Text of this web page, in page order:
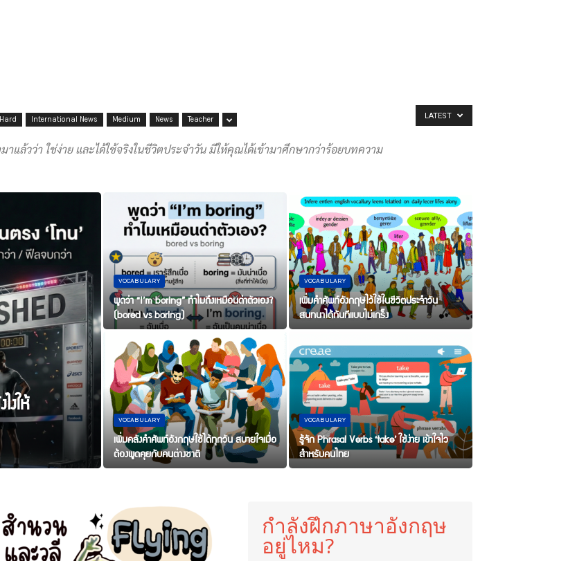
Hard International News Medium News Teacher
วว่า ใช่ง่าย และได้ใช้จริงในชีวิตประจำวัน มีให้คุณได้เข้ามาศึกษากว่าร้อยบทความ
LATEST
งให้
VOCABULARY
พูดว่า “I’m boring” ทำไมถึงเหมือนด่าตัวเอง?
(bored vs boring)
VOCABULARY
เพิ่มคำศัพท์อังกฤษไว้ใช้ในชีวิตประจำวัน
สนทนาได้ทันทีแบบไม่เกร็ง
VOCABULARY
เพิ่มคลังคำศัพท์อังกฤษใช้ได้ทุกวัน สบายใจเมื่อ
ต้องพูดคุยกับคนต่างชาติ
VOCABULARY
รู้จัก Phrasal Verbs ‘take’ ใช้ง่าย เข้าใจไว
สำหรับคนไทย
กำลังฝึกภาษาอังกฤษ
อยู่ไหม?